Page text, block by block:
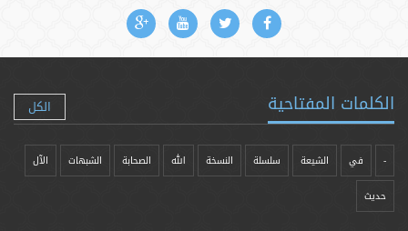
الكلمات المفتاحية الكل
- في الشيعة سلسلة النسخة الله الصحابة الشبهات الآل
حدیث